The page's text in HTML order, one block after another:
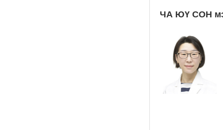
ЧА ЮҮ СОН